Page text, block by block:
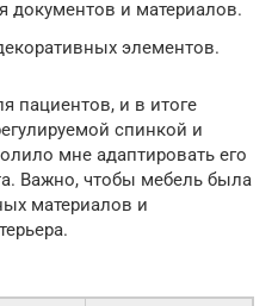
документов и материалов.
элементов.
пациентов, и в итоге
спинкой и
мне адаптировать его
Важно, чтобы мебель была
материалов и